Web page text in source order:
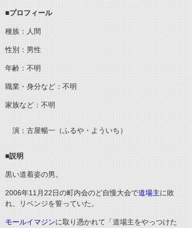
■プロフィール
種族：人間
性別：男性
年齢：不明
職業・身分など：不明
家族など：不明
演：古屋暢一（ふるや・よういち）
■説明
黒い道着姿の男。
2006年11月22日の町内会のど自慢大会で道場主に敗
れ、リベンジを誓っていた。
モールイマジンに取り憑かれて「道場主をやっつけた